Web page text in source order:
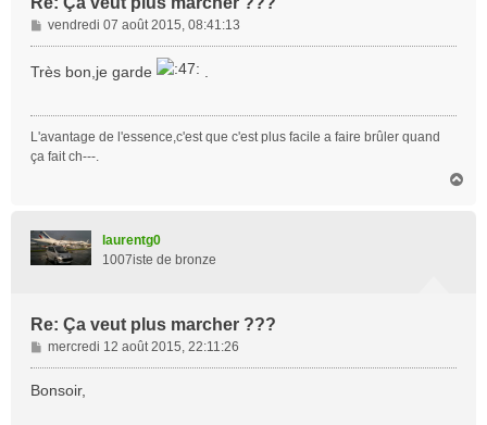
M
e
s
g
e
vendredi 07 août 2015, 08:41:13
Très bon,je garde
L'avantage de l'essence,c'est que c'est plus facile a faire brûler quand
ça fait ch---.
laurentg0
1007iste de bronze
Re: Ça veut plus marcher ???
M
e
mercredi 12 août 2015, 22:11:26
Bonsoir,